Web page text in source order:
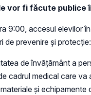
vor fi făcute publice
9:00, accesul elevilor
de prevenire și protecție:
de învățământ a
cadrul medical care
și